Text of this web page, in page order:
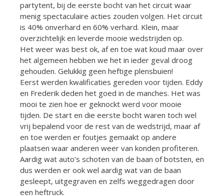
partytent, bij de eerste bocht van het circuit waar
menig spectaculaire acties zouden volgen. Het circuit
is 40% onverhard en 60% verhard. Klein, maar
overzichtelijk en leverde mooie wedstrijden op.
Het weer was best ok, af en toe wat koud maar over
het algemeen hebben we het in ieder geval droog
gehouden. Gelukkig geen heftige plensbuien!
Eerst werden kwalificaties gereden voor tijden. Eddy
en Frederik deden het goed in de manches. Het was
mooi te zien hoe er geknockt werd voor mooie
tijden. De start en die eerste bocht waren toch wel
vrij bepalend voor de rest van de wedstrijd, maar af
en toe werden er foutjes gemaakt op andere
plaatsen waar anderen weer van konden profiteren.
Aardig wat auto’s schoten van de baan of botsten, en
dus werden er ook wel aardig wat van de baan
gesleept, uitgegraven en zelfs weggedragen door
een heftruck.